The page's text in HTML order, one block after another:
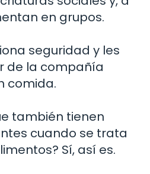
en grupos.
seguridad y les
de la compañía
comida.
también tienen
cuando se trata
Sí, así es.